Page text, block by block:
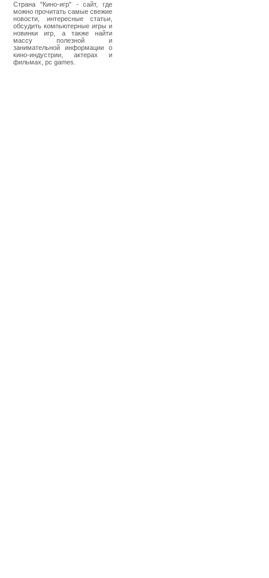
Страна "Кино-игр" - сайт, где
можно прочитать самые свежие
новости, интересные статьи,
обсудить компьютерные игры и
новинки игр, а также найти
массу полезной и
занимательной информации о
кино-индустрии, актерах и
фильмах, pc games.